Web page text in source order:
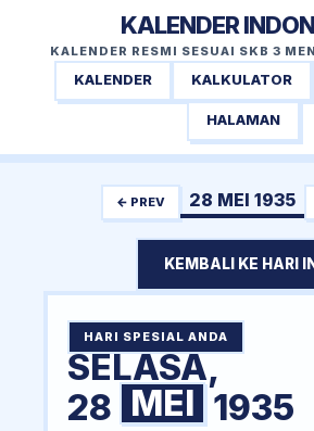
KALENDER
KALENDER RESMI SESUAI SKB 3
KALENDER KALKULATOR
HALAMAN
← PREV 28 MEI 1935
KEMBALI KE HARI INI
HARI SPESIAL ANDA
SELASA,
28 MEI 1935